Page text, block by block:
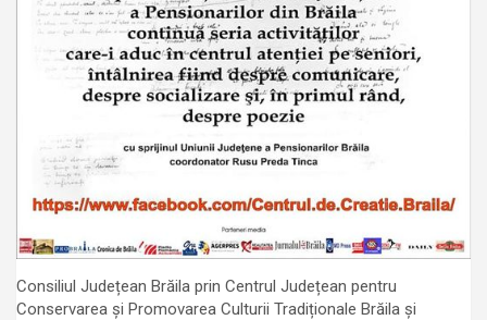
Consiliul Județean Brăila prin Centrul Județean pentru
Conservarea și Promovarea Culturii Tradiționale Brăila și